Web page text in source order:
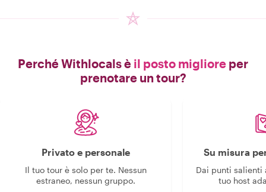
Perché Withlocals è il posto migliore per
prenotare un tour?
Privato e personale
Il tuo tour è solo per te. Nessun
estraneo, nessun gruppo.
Su misura
Dai punti salienti
tuo host